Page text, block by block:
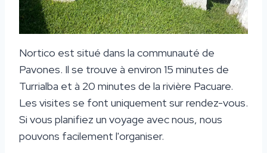
Nortico est situé dans la communauté de
Pavones. Il se trouve à environ 15 minutes de
Turrialba et à 20 minutes de la rivière Pacuare.
Les visites se font uniquement sur rendez-vous.
Si vous planifiez un voyage avec nous, nous
pouvons facilement l'organiser.